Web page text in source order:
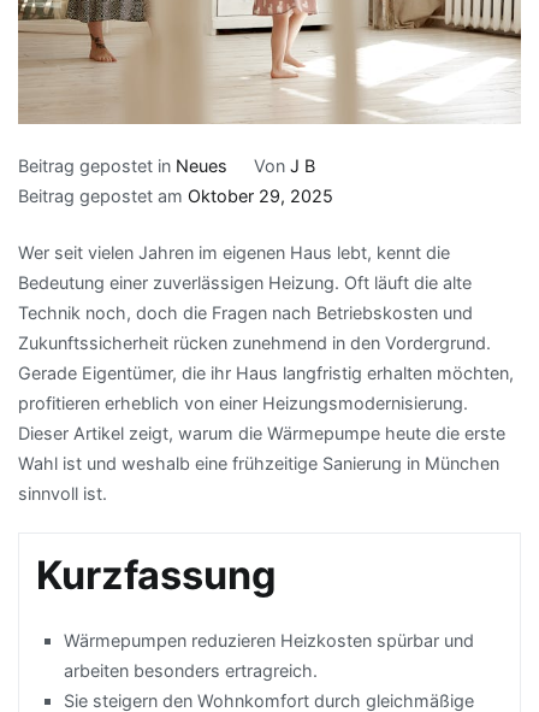
Beitrag gepostet in Neues Von J B
Beitrag gepostet am Oktober 29, 2025
Wer seit vielen Jahren im eigenen Haus lebt, kennt die
Bedeutung einer zuverlässigen Heizung. Oft läuft die alte
Technik noch, doch die Fragen nach Betriebskosten und
Zukunftssicherheit rücken zunehmend in den Vordergrund.
Gerade Eigentümer, die ihr Haus langfristig erhalten möchten,
profitieren erheblich von einer Heizungsmodernisierung.
Dieser Artikel zeigt, warum die Wärmepumpe heute die erste
Wahl ist und weshalb eine frühzeitige Sanierung in München
sinnvoll ist.
Kurzfassung
Wärmepumpen reduzieren Heizkosten spürbar und
arbeiten besonders ertragreich.
Sie steigern den Wohnkomfort durch gleichmäßige